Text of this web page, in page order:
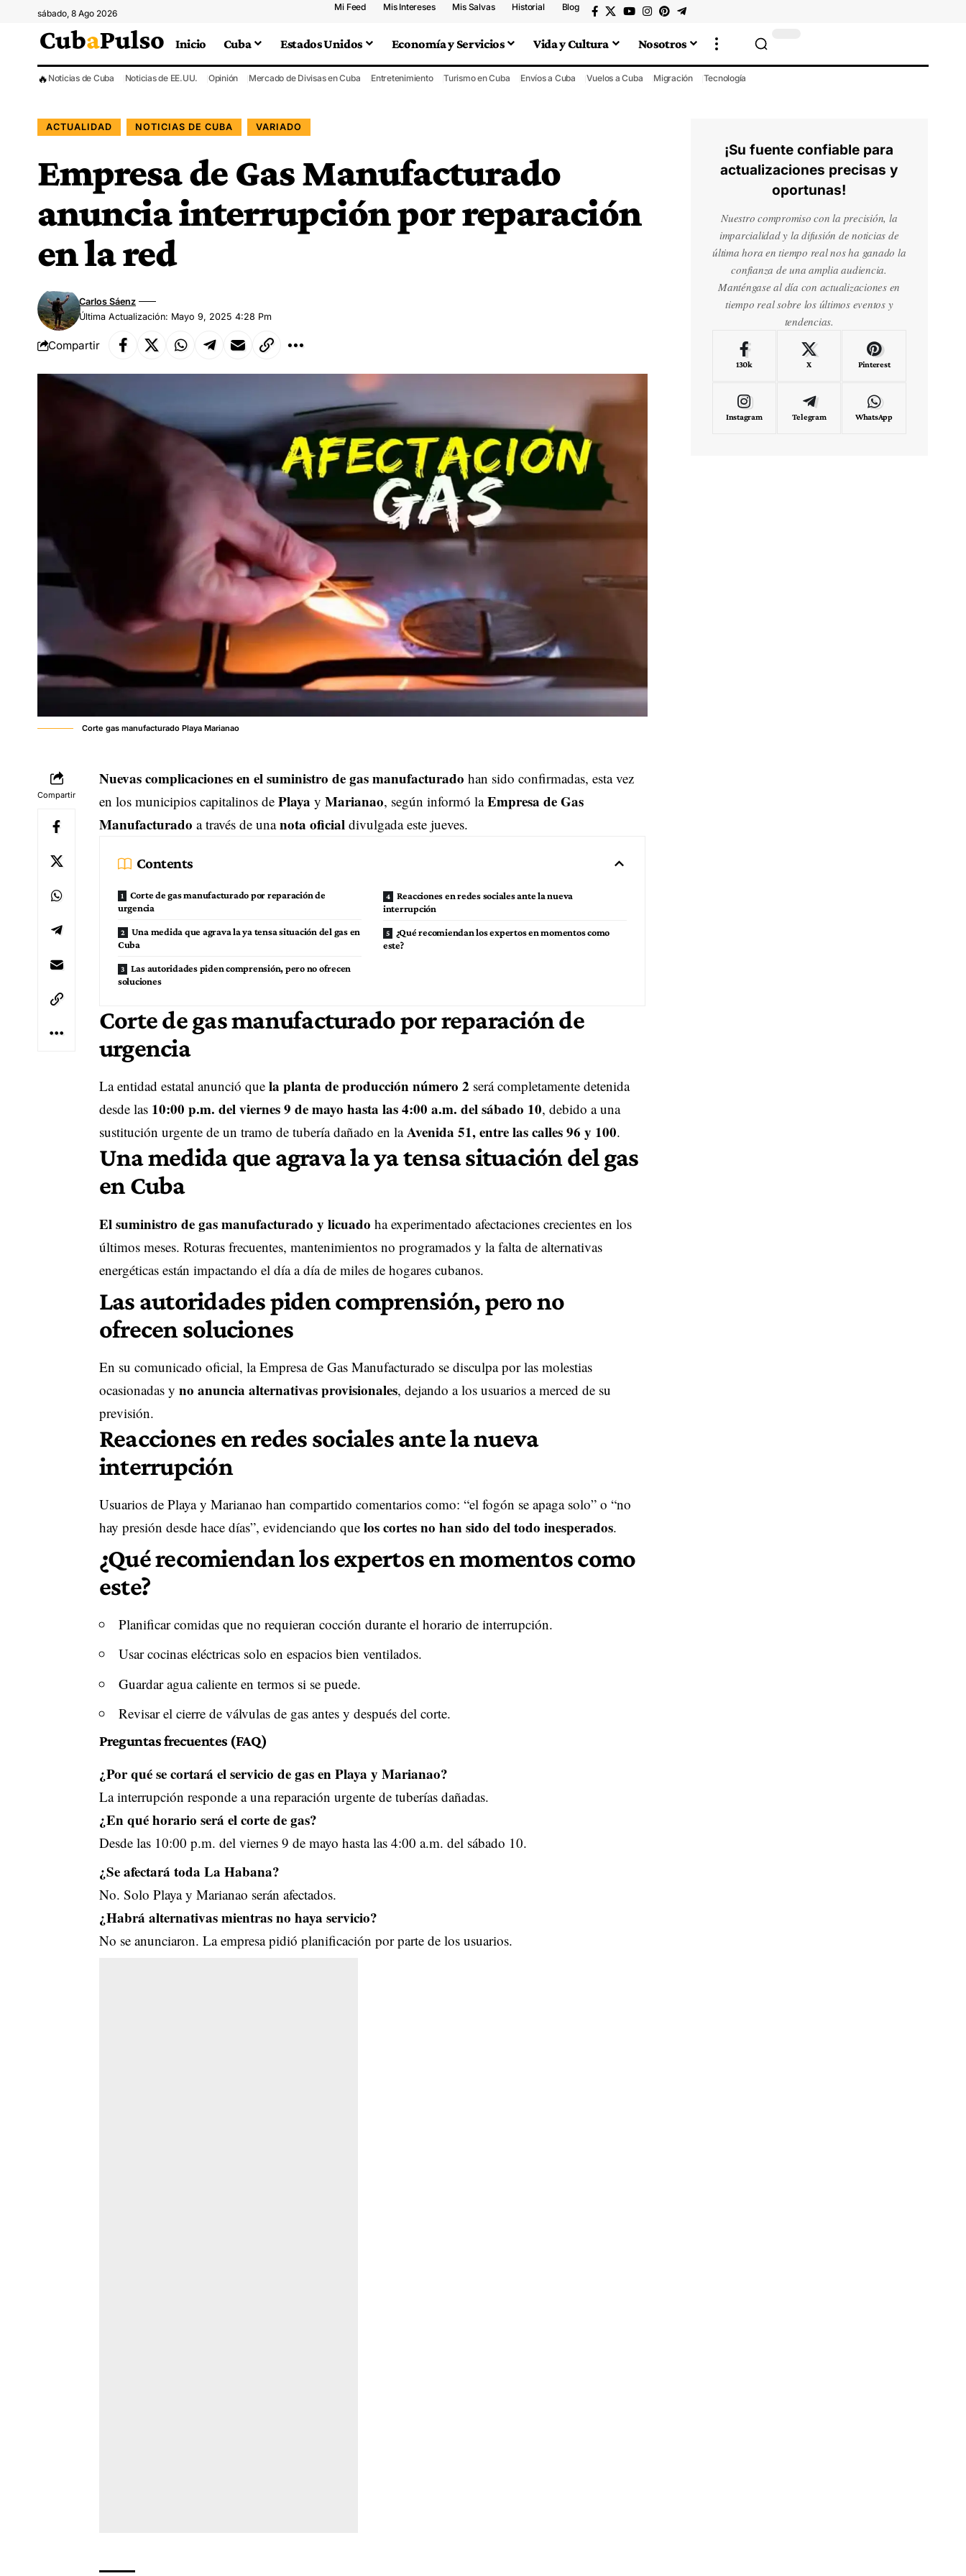
sábado, 8 Ago 2026
Mi Feed Mis Intereses Mis Salvas Historial Blog
Inicio Cuba Estados Unidos Economía y Servicios Vida y Cultura Nosotros
🔥 Noticias de Cuba Noticias de EE.UU. Opinión Mercado de Divisas en Cuba Entretenimiento Turismo en Cuba Envíos a Cuba Vuelos a Cuba Migración Tecnología
ACTUALIDAD NOTICIAS DE CUBA VARIADO
Empresa de Gas Manufacturado
anuncia interrupción por reparación
en la red
Última Actualización: Mayo 9, 2025 4:28 Pm
Carlos Sáenz
Compartir
Corte gas manufacturado Playa Marianao
Compartir
Nuevas complicaciones en el suministro de gas manufacturado han sido confirmadas, esta vez
en los municipios capitalinos de Playa y Marianao, según informó laEmpresa de Gas
Manufacturado a través de unanota oficialdivulgada este jueves.
Contents
Corte de gas manufacturado por reparación de
urgencia
Una medida que agrava la ya tensa situación del gas en
Cuba
Las autoridades piden comprensión, pero no ofrecen
soluciones
Reacciones en redes sociales ante la nueva
interrupción
¿Qué recomiendan los expertos en momentos como
este?
Corte de gas manufacturado por reparación de
urgencia
La entidad estatal anunció que la planta de producción número 2 será completamente detenida
desde las 10:00 p.m. del viernes 9 de mayo hasta las 4:00 a.m. del sábado 10, debido a una
sustitución urgente de un tramo de tubería dañado en laAvenida 51, entre las calles 96 y 100.
Una medida que agrava la ya tensa situación del gas
en Cuba
El suministro de gas manufacturado y licuado ha experimentado afectaciones crecientes en los
últimos meses. Roturas frecuentes, mantenimientos no programados y la falta de alternativas
energéticas están impactando el día a día de miles de hogares cubanos.
Las autoridades piden comprensión, pero no
ofrecen soluciones
En su comunicado oficial, la Empresa de Gas Manufacturado se disculpa por las molestias
ocasionadas y no anuncia alternativas provisionales, dejando a los usuarios a merced de su
previsión.
Reacciones en redes sociales ante la nueva
interrupción
Usuarios de Playa y Marianao han compartido comentarios como: “el fogón se apaga solo” o “no
hay presión desde hace días”, evidenciando que los cortes no han sido del todo inesperados.
¿Qué recomiendan los expertos en momentos como
este?
Planificar comidas que no requieran cocción durante el horario de interrupción.
Usar cocinas eléctricas solo en espacios bien ventilados.
Guardar agua caliente en termos si se puede.
Revisar el cierre de válvulas de gas antes y después del corte.
Preguntas frecuentes (FAQ)
¿Por qué se cortará el servicio de gas en Playa y Marianao?
La interrupción responde a una reparación urgente de tuberías dañadas.
¿En qué horario será el corte de gas?
Desde las 10:00 p.m. del viernes 9 de mayo hasta las 4:00 a.m. del sábado 10.
¿Se afectará toda La Habana?
No. Solo Playa y Marianao serán afectados.
¿Habrá alternativas mientras no haya servicio?
No se anunciaron. La empresa pidió planificación por parte de los usuarios.
¡Su fuente confiable para
actualizaciones precisas y
oportunas!
Nuestro compromiso con la precisión, la
imparcialidad y la difusión de noticias de
última hora en tiempo real nos ha ganado la
confianza de una amplia audiencia.
Manténgase al día con actualizaciones en
tiempo real sobre los últimos eventos y
tendencias.
130k X Pinterest
Instagram Telegram WhatsApp